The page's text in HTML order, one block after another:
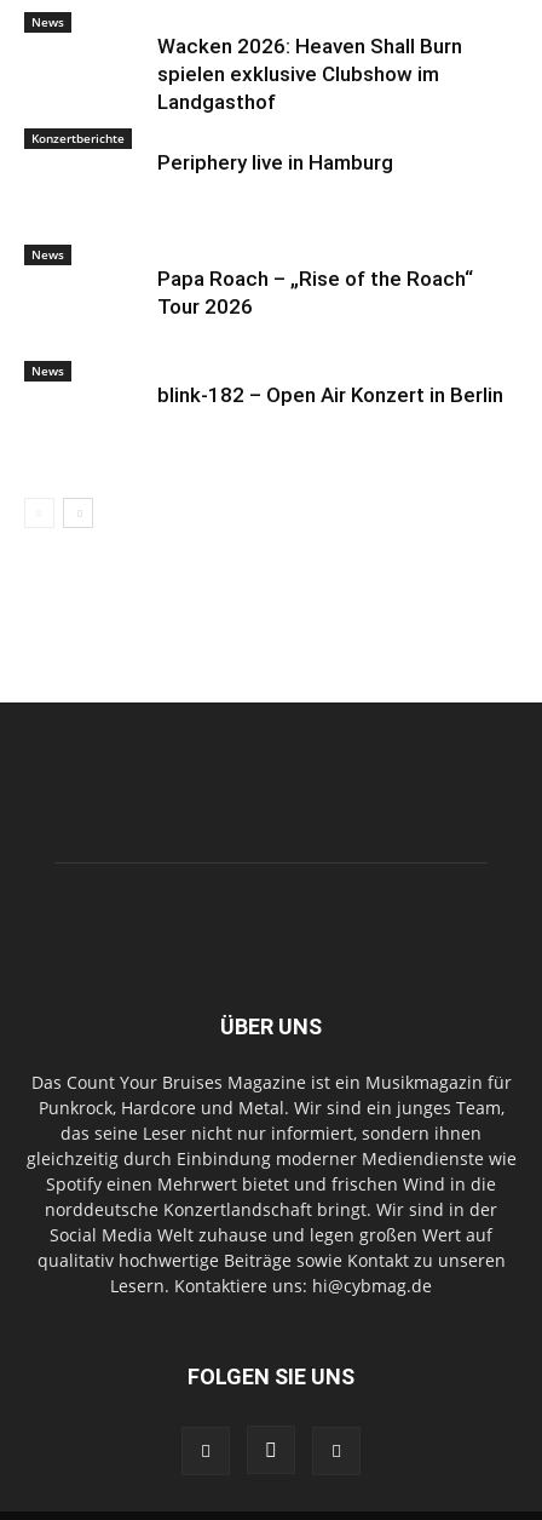
News
Wacken 2026: Heaven Shall Burn
spielen exklusive Clubshow im
Landgasthof
Konzertberichte
Periphery live in Hamburg
News
Papa Roach – „Rise of the Roach“
Tour 2026
News
blink-182 – Open Air Konzert in Berlin
ÜBER UNS
Das Count Your Bruises Magazine ist ein Musikmagazin für
Punkrock, Hardcore und Metal. Wir sind ein junges Team,
das seine Leser nicht nur informiert, sondern ihnen
gleichzeitig durch Einbindung moderner Mediendienste wie
Spotify einen Mehrwert bietet und frischen Wind in die
norddeutsche Konzertlandschaft bringt. Wir sind in der
Social Media Welt zuhause und legen großen Wert auf
qualitativ hochwertige Beiträge sowie Kontakt zu unseren
Lesern. Kontaktiere uns: hi@cybmag.de
FOLGEN SIE UNS